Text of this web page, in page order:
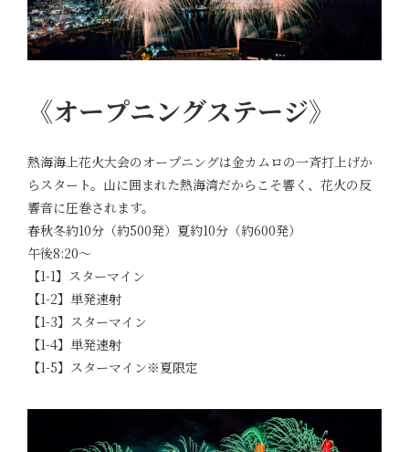
《オープニングステージ》
熱海海上花火大会のオープニングは金カムロの一斉打上げか
らスタート。山に囲まれた熱海湾だからこそ響く、花火の反
響音に圧巻されます。
春秋冬約10分（約500発）夏約10分（約600発）
午後8:20～
【1-1】スターマイン
【1-2】単発速射
【1-3】スターマイン
【1-4】単発速射
【1-5】スターマイン※夏限定